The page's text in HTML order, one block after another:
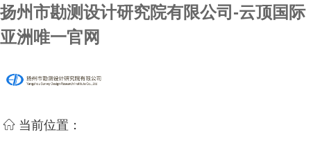
扬州市勘测设计研究院有限公司-云顶国际
亚洲唯一官网
当前位置：